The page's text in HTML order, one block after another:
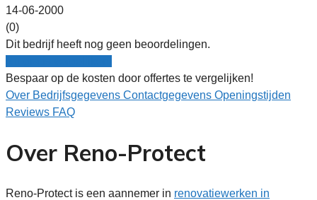
14-06-2000
(0)
Dit bedrijf heeft nog geen beoordelingen.
Bespaar op de kosten door offertes te vergelijken!
Over Bedrijfsgegevens Contactgegevens Openingstijden
Reviews FAQ
Over Reno-Protect
Reno-Protect is een aannemer in renovatiewerken in